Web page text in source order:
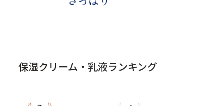
保湿クリーム・乳液ランキング